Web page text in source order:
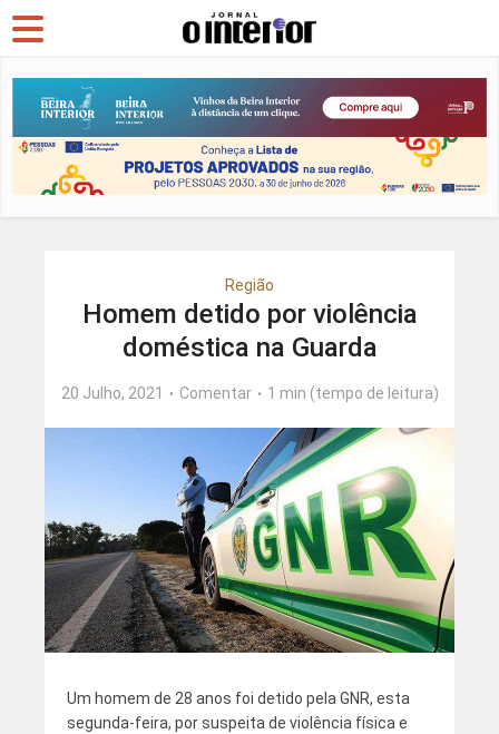
Região
Homem detido por violência
doméstica na Guarda
20 Julho, 2021 Comentar 1 min (tempo de leitura)
Um homem de 28 anos foi detido pela GNR, esta
segunda-feira, por suspeita de violência física e